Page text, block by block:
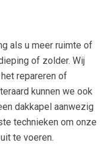
als u meer ruimte of
of zolder. Wij
repareren of
kunnen we ook
dakkapel aanwezig
technieken om onze
te voeren.